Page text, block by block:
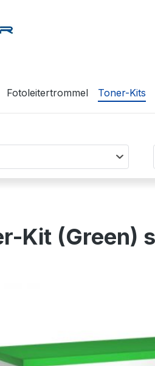
Fotoleitertrommel Toner-Kits
Kit (Green)